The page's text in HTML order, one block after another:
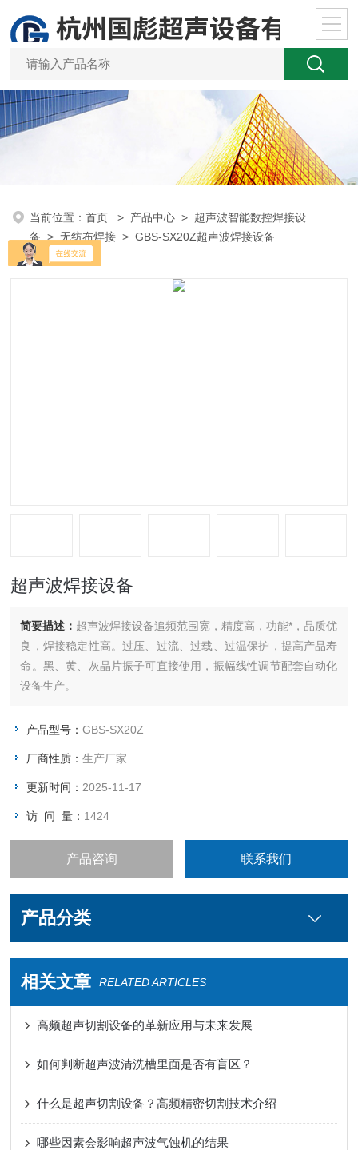
当前位置：首页 > 产品中心 > 超声波智能数控焊接设
备 >无纺布焊接 > GBS-SX20Z超声波焊接设备
超声波焊接设备
简要描述： 超声波焊接设备追频范围宽，精度高，功能*，品质优
良，焊接稳定性高。过压、过流、过载、过温保护，提高产品寿
命。黑、黄、灰晶片振子可直接使用，振幅线性调节配套自动化
设备生产。
产品型号：GBS-SX20Z
厂商性质：生产厂家
更新时间： 2025-11-17
访 问 量： 1424
产品咨询 联系我们
产品分类
相关文章 RELATED ARTICLES
高频超声切割设备的革新应用与未来发展
如何判断超声波清洗槽里面是否有盲区？
什么是超声切割设备？高频精密切割技术介绍
哪些因素会影响超声波气蚀机的结果